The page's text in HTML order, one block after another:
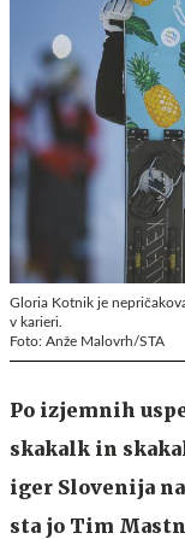
Gloria Kotnik je
v karieri.
Foto: Anže Malovrh/STA
Po izjemnih
skakalk in
iger Slovenija
sta jo Tim